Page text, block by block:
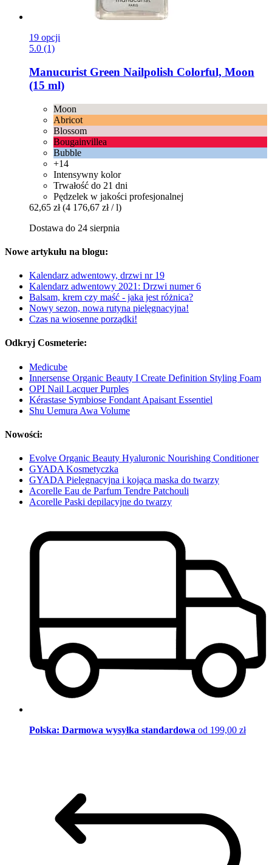
19 opcji
5.0 (1)
Manucurist Green Nailpolish Colorful, Moon
(15 ml)
Moon
Abricot
Blossom
Bougainvillea
Bubble
+14
Intensywny kolor
Trwałość do 21 dni
Pędzelek w jakości profesjonalnej
62,65 zł (4 176,67 zł / l)
Dostawa do 24 sierpnia
Nowe artykułu na blogu:
Kalendarz adwentowy, drzwi nr 19
Kalendarz adwentowy 2021: Drzwi numer 6
Balsam, krem czy maść - jaka jest różnica?
Nowy sezon, nowa rutyna pielęgnacyjna!
Czas na wiosenne porządki!
Odkryj Cosmeterie:
Medicube
Innersense Organic Beauty I Create Definition Styling Foam
OPI Nail Lacquer Purples
Kérastase Symbiose Fondant Apaisant Essentiel
Shu Uemura Awa Volume
Nowości:
Evolve Organic Beauty Hyaluronic Nourishing Conditioner
GYADA Kosmetyczka
GYADA Pielęgnacyjna i kojąca maska do twarzy
Acorelle Eau de Parfum Tendre Patchouli
Acorelle Paski depilacyjne do twarzy
Polska: Darmowa wysyłka standardowa od 199,00 zł